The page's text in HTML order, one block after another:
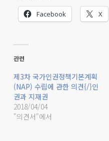
Facebook X
관련
제3차 국가인권정책기본계획
(NAP) 수립에 관한 의견{/}인
권과 지재권
2018/04/04
"의견서"에서